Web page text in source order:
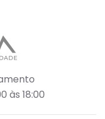
às 18:00